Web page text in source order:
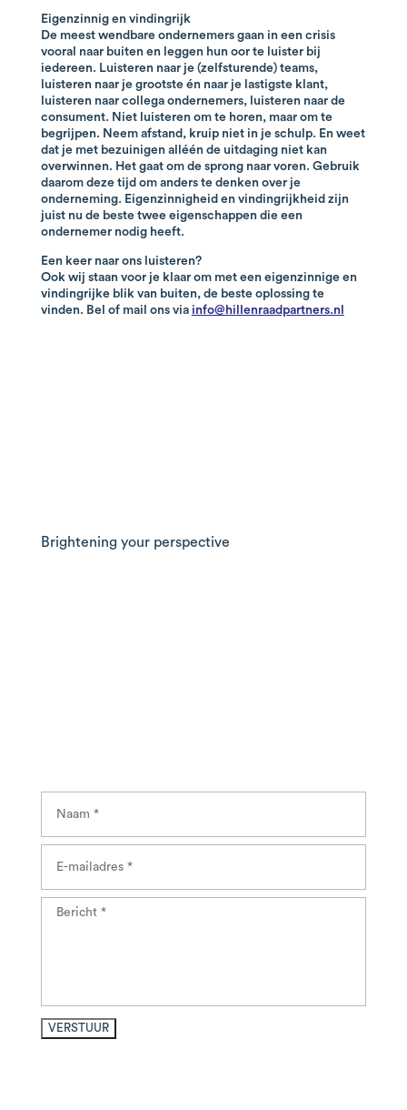
Eigenzinnig en vindingrijk
De meest wendbare ondernemers gaan in een crisis
vooral naar buiten en leggen hun oor te luister bij
iedereen. Luisteren naar je (zelfsturende) teams,
luisteren naar je grootste én naar je lastigste klant,
luisteren naar collega ondernemers, luisteren naar de
consument. Niet luisteren om te horen, maar om te
begrijpen. Neem afstand, kruip niet in je schulp. En weet
dat je met bezuinigen alléén de uitdaging niet kan
overwinnen. Het gaat om de sprong naar voren. Gebruik
daarom deze tijd om anders te denken over je
onderneming. Eigenzinnigheid en vindingrijkheid zijn
juist nu de beste twee eigenschappen die een
ondernemer nodig heeft.
Een keer naar ons luisteren?
Ook wij staan voor je klaar om met een eigenzinnige en
vindingrijke blik van buiten, de beste oplossing te
vinden. Bel of mail ons via info@hillenraadpartners.nl
Brightening your perspective
mailadres *
Bericht *
VERSTUUR